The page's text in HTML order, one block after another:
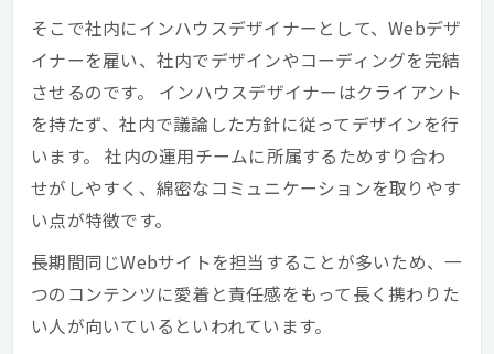
そこで社内にインハウスデザイナーとして、Webデザ
イナーを雇い、社内でデザインやコーディングを完結
させるのです。 インハウスデザイナーはクライアント
を持たず、社内で議論した方針に従ってデザインを行
います。 社内の運用チームに所属するためすり合わ
せがしやすく、綿密なコミュニケーションを取りやす
い点が特徴です。
長期間同じWebサイトを担当することが多いため、一
つのコンテンツに愛着と責任感をもって長く携わりた
い人が向いているといわれています。